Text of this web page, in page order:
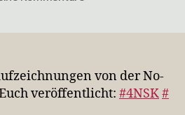
Aufzeichnungen
von
von der No-
veröffentlicht: #4NSK#